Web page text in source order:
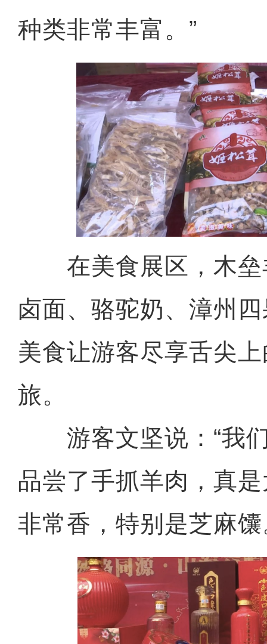
种类非常丰富。”
在美食展区，木垒
卤面、骆驼奶、漳州
美食让游客尽享舌尖
旅。
游客文坚说：“我们
品尝了手抓羊肉，真
非常香，特别是芝麻馕